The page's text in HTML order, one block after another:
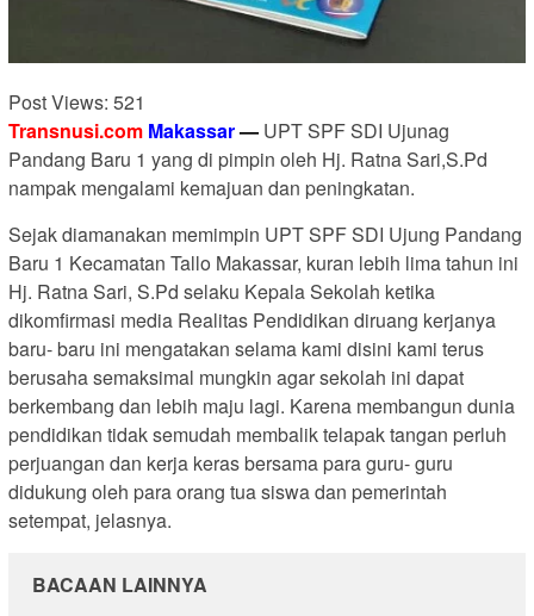
Post Views: 521
Transnusi.com Makassar— UPT SPF SDI Ujunag
Pandang Baru 1 yang di pimpin oleh Hj. Ratna Sari,S.Pd
nampak mengalami kemajuan dan peningkatan.
Sejak diamanakan memimpin UPT SPF SDI Ujung Pandang
Baru 1 Kecamatan Tallo Makassar, kuran lebih lima tahun ini
Hj. Ratna Sari, S.Pd selaku Kepala Sekolah ketika
dikomfirmasi media Realitas Pendidikan diruang kerjanya
baru- baru ini mengatakan selama kami disini kami terus
berusaha semaksimal mungkin agar sekolah ini dapat
berkembang dan lebih maju lagi. Karena membangun dunia
pendidikan tidak semudah membalik telapak tangan perluh
perjuangan dan kerja keras bersama para guru- guru
didukung oleh para orang tua siswa dan pemerintah
setempat, jelasnya.
BACAAN LAINNYA